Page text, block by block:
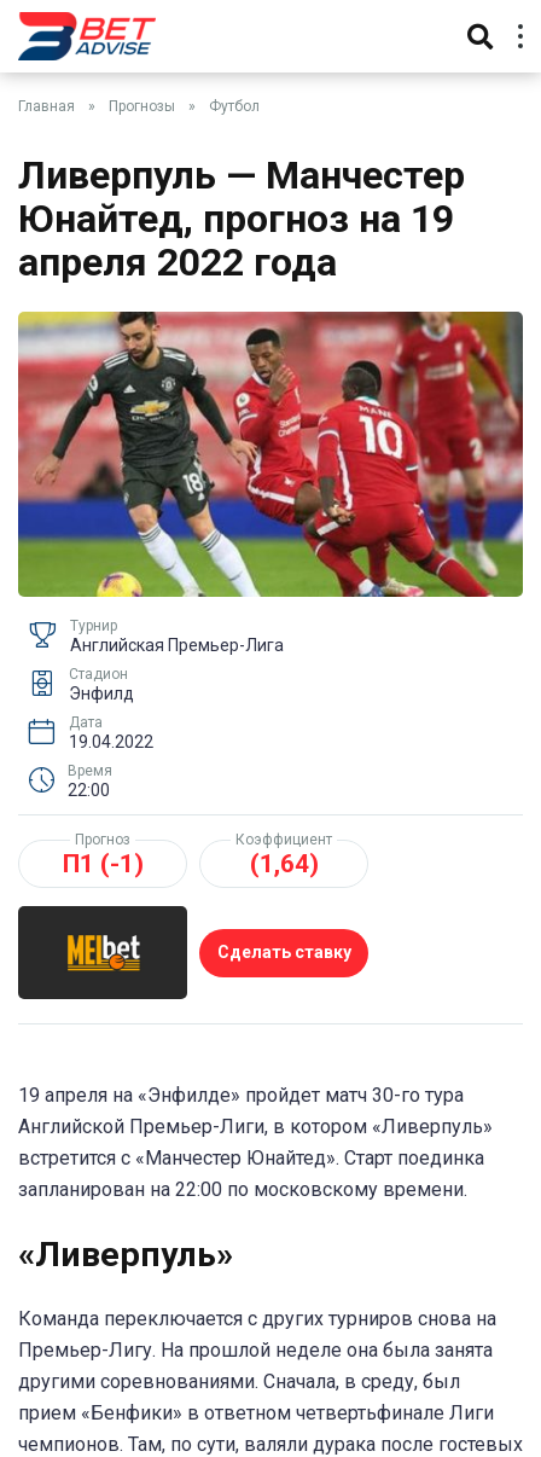
Главная » Прогнозы » Футбол
Ливерпуль — Манчестер
Юнайтед, прогноз на 19
апреля 2022 года
Турнир
Английская Премьер-Лига
Стадион
Энфилд
Дата
19.04.2022
Время
22:00
Прогноз
П1 (-1)
Коэффициент
(1,64)
Сделать ставку
19 апреля на «Энфилде» пройдет матч 30-го тура
Английской Премьер-Лиги, в котором «Ливерпуль»
встретится с «Манчестер Юнайтед». Старт поединка
запланирован на 22:00 по московскому времени.
«Ливерпуль»
Команда переключается с других турниров снова на
Премьер-Лигу. На прошлой неделе она была занята
другими соревнованиями. Сначала, в среду, был
прием «Бенфики» в ответном четвертьфинале Лиги
чемпионов. Там, по сути, валяли дурака после гостевых